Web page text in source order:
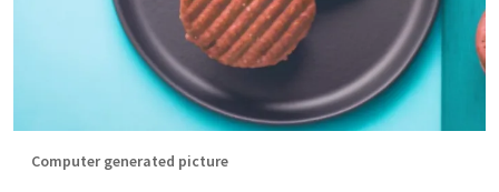
Computer generated picture